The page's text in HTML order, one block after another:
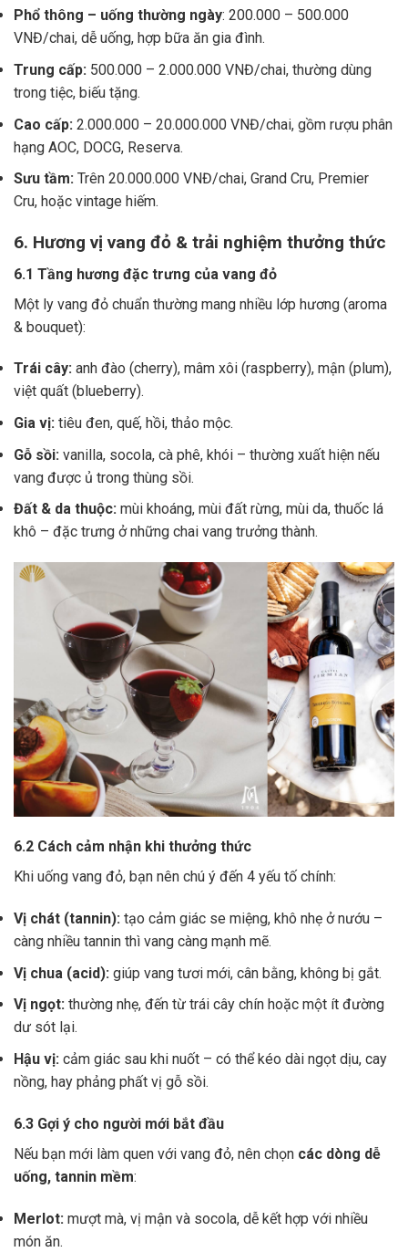
Phổ thông – uống thường ngày: 200.000 – 500.000
VNĐ/chai, dễ uống, hợp bữa ăn gia đình.
Trung cấp: 500.000 – 2.000.000 VNĐ/chai, thường dùng
trong tiệc, biếu tặng.
Cao cấp: 2.000.000 – 20.000.000 VNĐ/chai, gồm rượu phân
hạng AOC, DOCG, Reserva.
Sưu tầm: Trên 20.000.000 VNĐ/chai, Grand Cru, Premier
Cru, hoặc vintage hiếm.
6. Hương vị vang đỏ & trải nghiệm thưởng thức
6.1 Tầng hương đặc trưng của vang đỏ
Một ly vang đỏ chuẩn thường mang nhiều lớp hương (aroma
& bouquet):
Trái cây: anh đào (cherry), mâm xôi (raspberry), mận (plum),
việt quất (blueberry).
Gia vị: tiêu đen, quế, hồi, thảo mộc.
Gỗ sồi: vanilla, socola, cà phê, khói – thường xuất hiện nếu
vang được ủ trong thùng sồi.
Đất & da thuộc: mùi khoáng, mùi đất rừng, mùi da, thuốc lá
khô – đặc trưng ở những chai vang trưởng thành.
6.2 Cách cảm nhận khi thưởng thức
Khi uống vang đỏ, bạn nên chú ý đến 4 yếu tố chính:
Vị chát (tannin): tạo cảm giác se miệng, khô nhẹ ở nướu –
càng nhiều tannin thì vang càng mạnh mẽ.
Vị chua (acid): giúp vang tươi mới, cân bằng, không bị gắt.
Vị ngọt: thường nhẹ, đến từ trái cây chín hoặc một ít đường
dư sót lại.
Hậu vị: cảm giác sau khi nuốt – có thể kéo dài ngọt dịu, cay
nồng, hay phảng phất vị gỗ sồi.
6.3 Gợi ý cho người mới bắt đầu
Nếu bạn mới làm quen với vang đỏ, nên chọn các dòng dễ
uống, tannin mềm:
Merlot: mượt mà, vị mận và socola, dễ kết hợp với nhiều
món ăn.